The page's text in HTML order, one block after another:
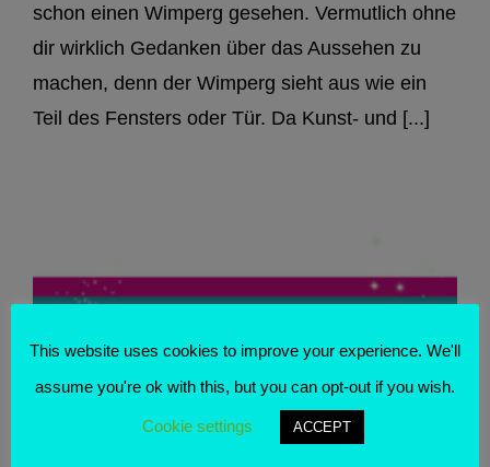
schon einen Wimperg gesehen. Vermutlich ohne
dir wirklich Gedanken über das Aussehen zu
machen, denn der Wimperg sieht aus wie ein
Teil des Fensters oder Tür. Da Kunst- und [...]
This website uses cookies to improve your experience. We'll
assume you're ok with this, but you can opt-out if you wish.
Cookie settings ACCEPT